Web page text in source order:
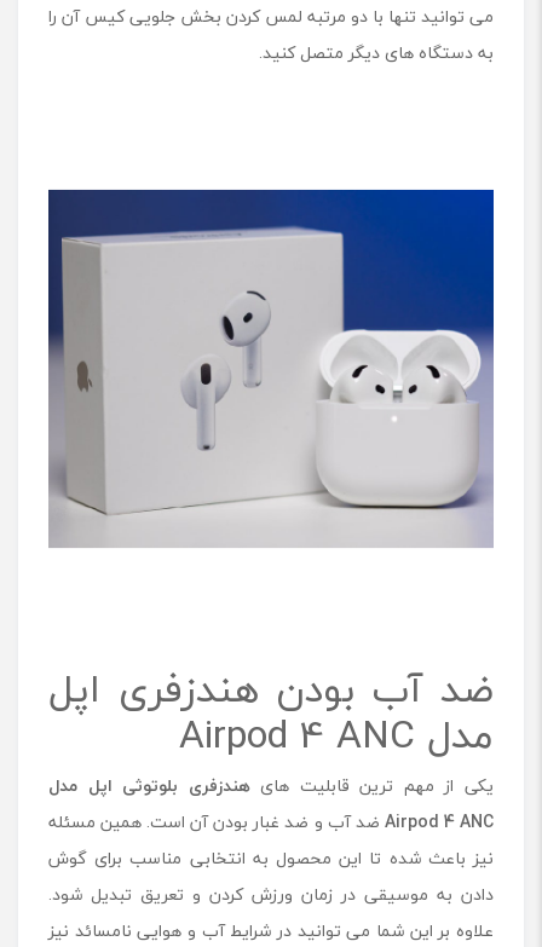
می توانید تنها با دو مرتبه لمس کردن بخش جلویی کیس آن را
به دستگاه های دیگر متصل کنید.
ضد آب بودن هندزفری اپل
مدل Airpod 4 ANC
یکی از مهم ترین قابلیت هایهندزفری بلوتوثی اپل مدل
Airpod 4 ANC ضد آب و ضد غبار بودن آن است. همین مسئله
نیز باعث شده تا این محصول به انتخابی مناسب برای گوش
دادن به موسیقی در زمان ورزش کردن و تعریق تبدیل شود.
علاوه بر این شما می توانید در شرایط آب و هوایی نامسائد نیز